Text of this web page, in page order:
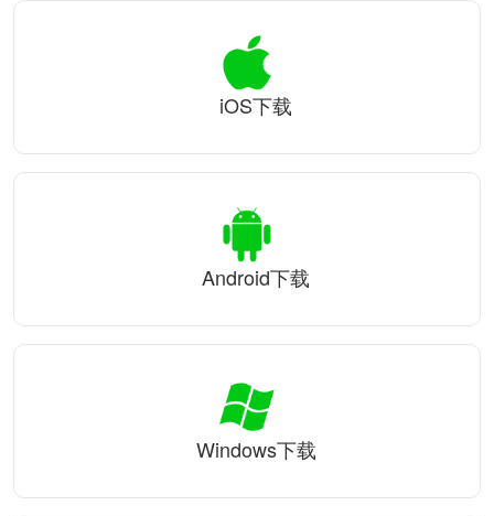
iOS下载
Android下载
Windows下载